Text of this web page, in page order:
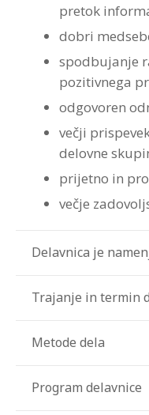
Brezplačen preizkus
Wellbeing Essentials
Kaj vsebuje
Teme programov
Prednosti in koristi
Avdio programi
Avdio programi
Prednosti in koristi
Strokovna
Reference
Velik izbor delavnic
Program
Veščine
Coaching –
ROI Boot Camp
Prijava na
Koristni viri ROI
ROI Week 2023
ROI “Pre-Week”
Testiranje
Ocenjevanje
Interplace
Program
Contribute
Kazalci veščin
Kontakt
Kontakt
Predstavitev
Vizija in poslanstvo
Zastopstva
pretok
dobri
spodbujanje
pozitivnega
odgovoren
večji
delovne
prijetno in
večje
Delavnica je
Trajanje in termin
Metode dela
Program delavnice